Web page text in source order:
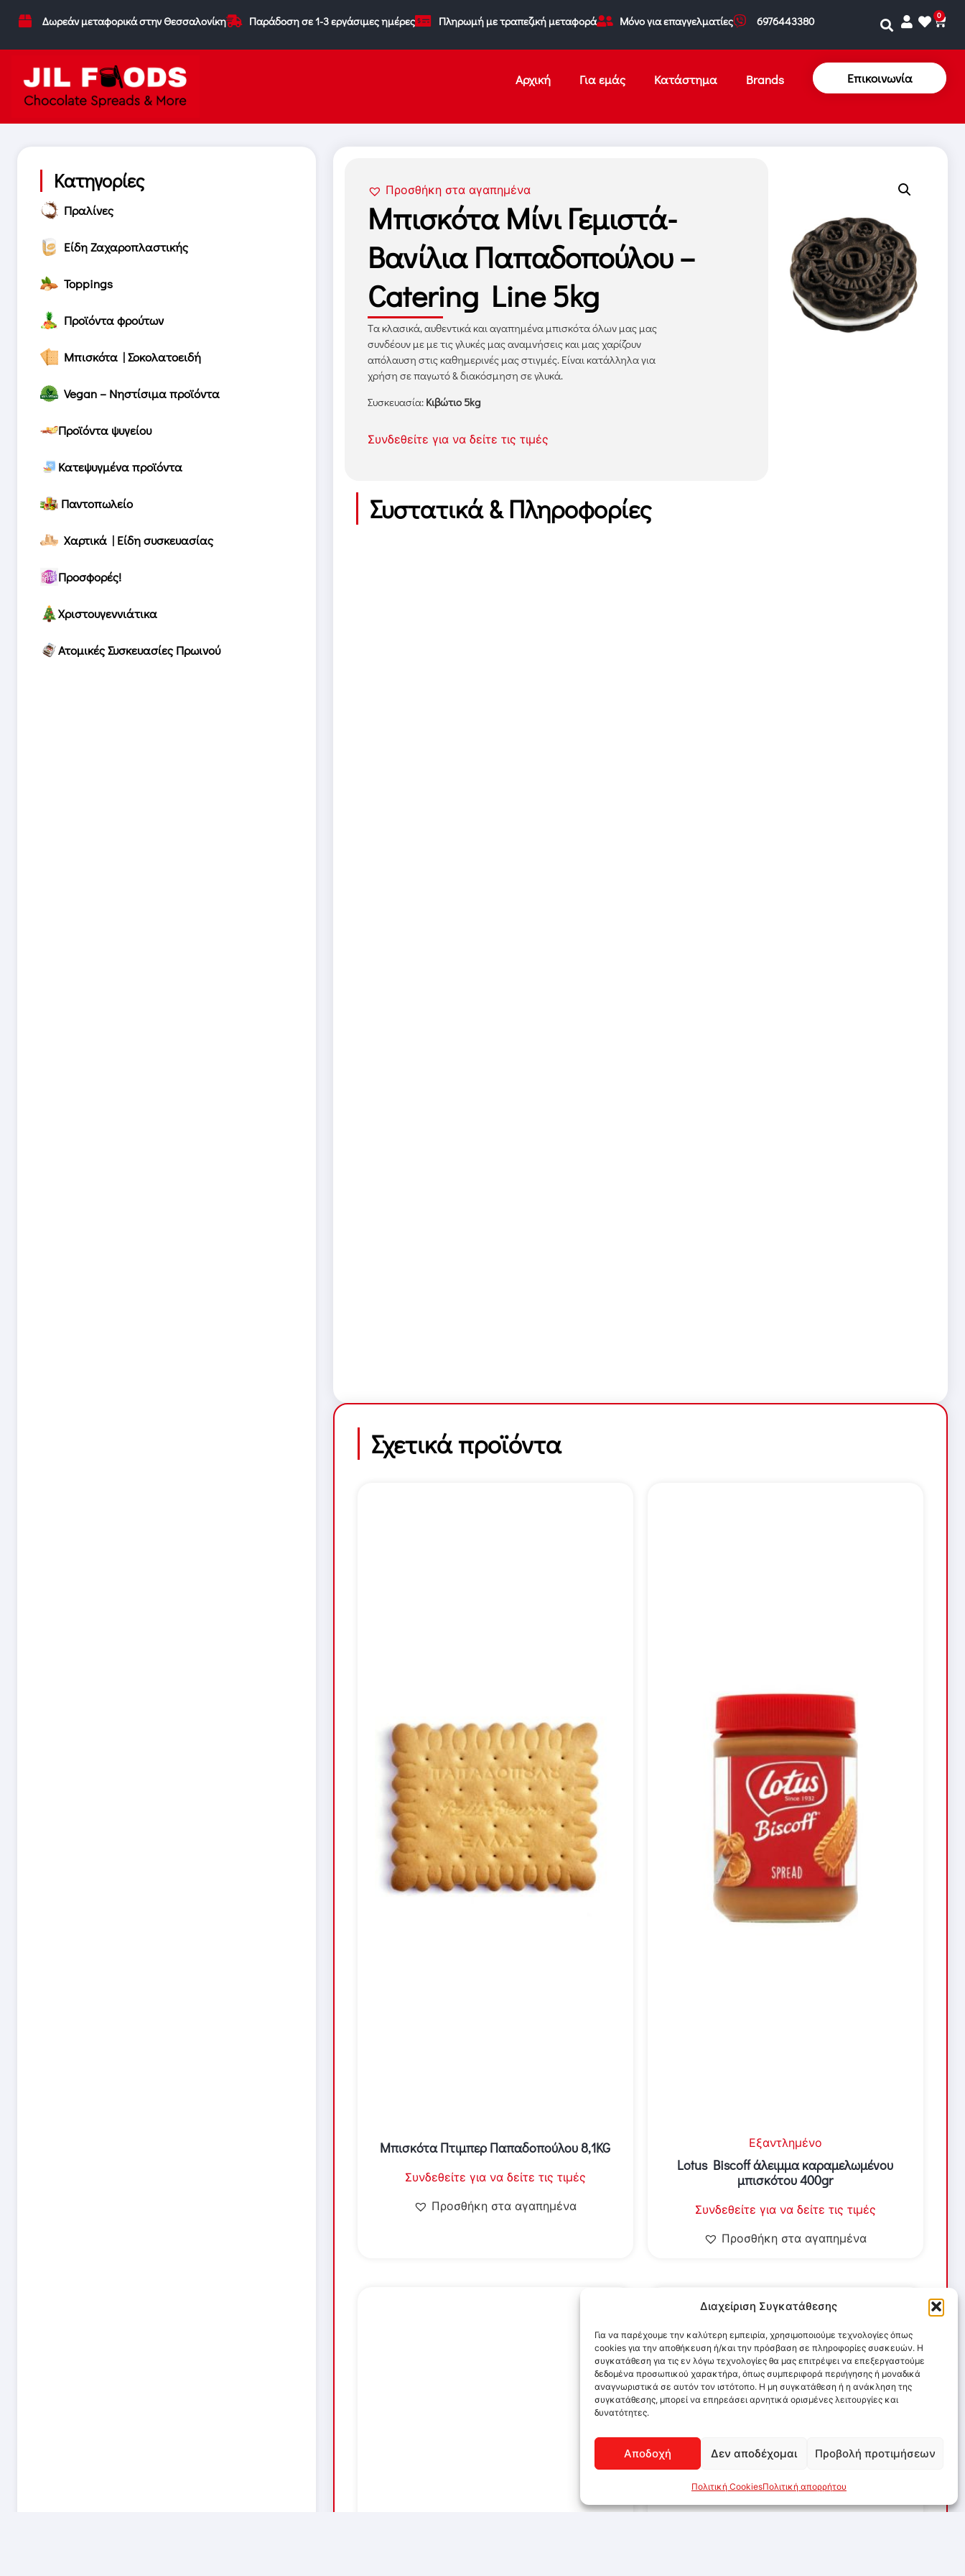
Διαχείριση Συγκατάθεσης
Για να παρέχουμε την καλύτερη εμπειρία, χρησιμοποιούμε τεχνολογίες όπως
cookies για την αποθήκευση ή/και την πρόσβαση σε πληροφορίες συσκευών. Η
συγκατάθεση για τις εν λόγω τεχνολογίες θα μας επιτρέψει να επεξεργαστούμε
δεδομένα προσωπικού χαρακτήρα, όπως συμπεριφορά περιήγησης ή μοναδικά
αναγνωριστικά σε αυτόν τον ιστότοπο. Η μη συγκατάθεση ή η ανάκληση της
συγκατάθεσης, μπορεί να επηρεάσει αρνητικά ορισμένες λειτουργίες και
δυνατότητες.
Αποδοχή Δεν αποδέχομαι Προβολή προτιμήσεων
Πολιτική CookiesΠολιτική απορρήτου
Δωρεάν μεταφορικά στην Θεσσαλονίκη Παράδοση σε 1-3 εργάσιμες ημέρες Πληρωμή με τραπεζική μεταφορά Μόνο για επαγγελματίες 6976443380 0
Αρχική Για εμάς Κατάστημα Brands Επικοινωνία
Κατηγορίες
Πραλίνες
Είδη Ζαχαροπλαστικής
Toppings
Προϊόντα φρούτων
Μπισκότα | Σοκολατοειδή
Vegan – Νηστίσιμα προϊόντα
Προϊόντα ψυγείου
Κατεψυγμένα προϊόντα
Παντοπωλείο
Χαρτικά | Είδη συσκευασίας
Προσφορές!
Χριστουγεννιάτικα
Ατομικές Συσκευασίες Πρωινού
Προσθήκη στα αγαπημένα
Μπισκότα Μίνι Γεμιστά-
Βανίλια Παπαδοπούλου –
Catering Line 5kg
Tα κλασικά, αυθεντικά και αγαπημένα μπισκότα όλων μας μας
συνδέουν με με τις γλυκές μας αναμνήσεις και μας χαρίζουν
απόλαυση στις καθημερινές μας στιγμές. Είναι κατάλληλα για
χρήση σε παγωτό & διακόσμηση σε γλυκά.
Συσκευασία:Κιβώτιο 5kg
Συνδεθείτε για να δείτε τις τιμές
Συστατικά & Πληροφορίες
Σχετικά προϊόντα
Μπισκότα Πτιμπερ Παπαδοπούλου 8,1KG
Συνδεθείτε για να δείτε τις τιμές
Προσθήκη στα αγαπημένα
Εξαντλημένο
Lotus Biscoff άλειμμα καραμελωμένου
μπισκότου 400gr
Συνδεθείτε για να δείτε τις τιμές
Προσθήκη στα αγαπημένα